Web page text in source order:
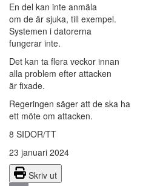
En del kan inte anmäla
om de är sjuka, till exempel.
Systemen i datorerna
fungerar inte.
Det kan ta flera veckor innan
alla problem efter attacken
är fixade.
Regeringen säger att de ska ha
ett möte om attacken.
8 SIDOR/TT
23 januari 2024
Skriv ut